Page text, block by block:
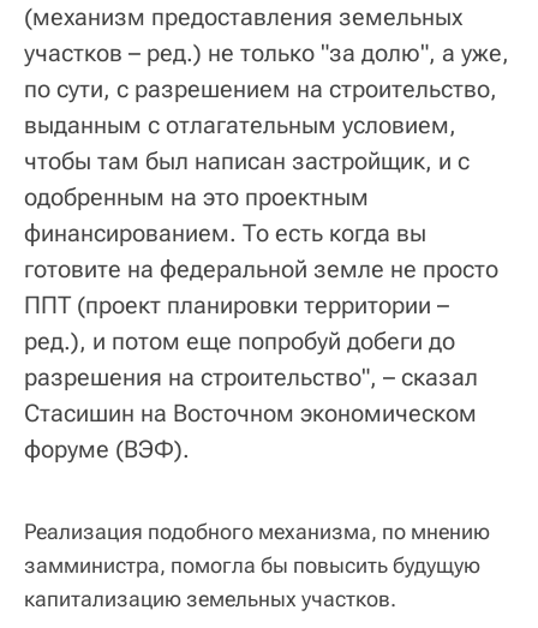
(механизм предоставления земельных
участков – ред.) не только "за долю", а уже,
по сути, с разрешением на строительство,
выданным с отлагательным условием,
чтобы там был написан застройщик, и с
одобренным на это проектным
финансированием. То есть когда вы
готовите на федеральной земле не просто
ППТ (проект планировки территории –
ред.), и потом еще попробуй добеги до
разрешения на строительство", – сказал
Стасишин на Восточном экономическом
форуме (ВЭФ).
Реализация подобного механизма, по мнению
замминистра, помогла бы повысить будущую
капитализацию земельных участков.